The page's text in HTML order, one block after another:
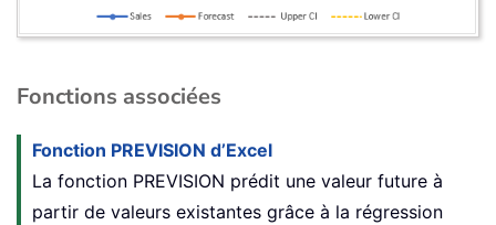
Fonctions associées
Fonction PREVISION d’Excel
La fonction PREVISION prédit une valeur future à
partir de valeurs existantes grâce à la régression